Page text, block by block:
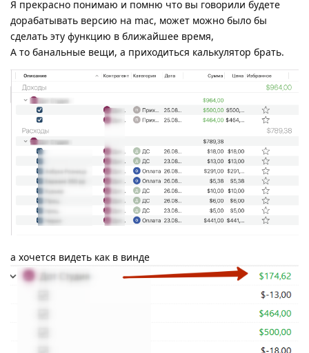
Я прекрасно понимаю и помню что вы говорили будете
дорабатывать версию на mac, может можно было бы
сделать эту функцию в ближайшее время,
А то банальные вещи, а приходиться калькулятор брать.
а хочется видеть как в винде